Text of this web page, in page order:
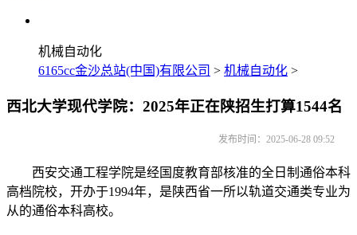
机械自动化
6165cc金沙总站(中国)有限公司 > 机械自动化 >
西北大学现代学院：2025年正在陕招生打算1544名
发布时间：2025-06-28 09:52
西安交通工程学院是经国度教育部核准的全日制通俗本科
高档院校，开办于1994年，是陕西省一所以轨道交通类专业为
从的通俗本科高校。